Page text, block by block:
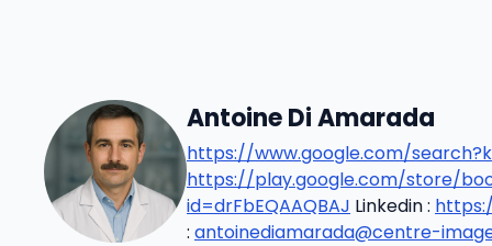
Antoine Di Amarada
https://www.google.com/
https://play.google.com/store/
id=drFbEQAAQBAJ Linkedin :
: antoinediamarada@centre-